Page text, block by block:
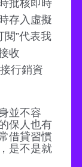
批核即時
存入虛擬
閱”代表我
收
行銷資
並不容
保人也有
借貸習慣
是不是就